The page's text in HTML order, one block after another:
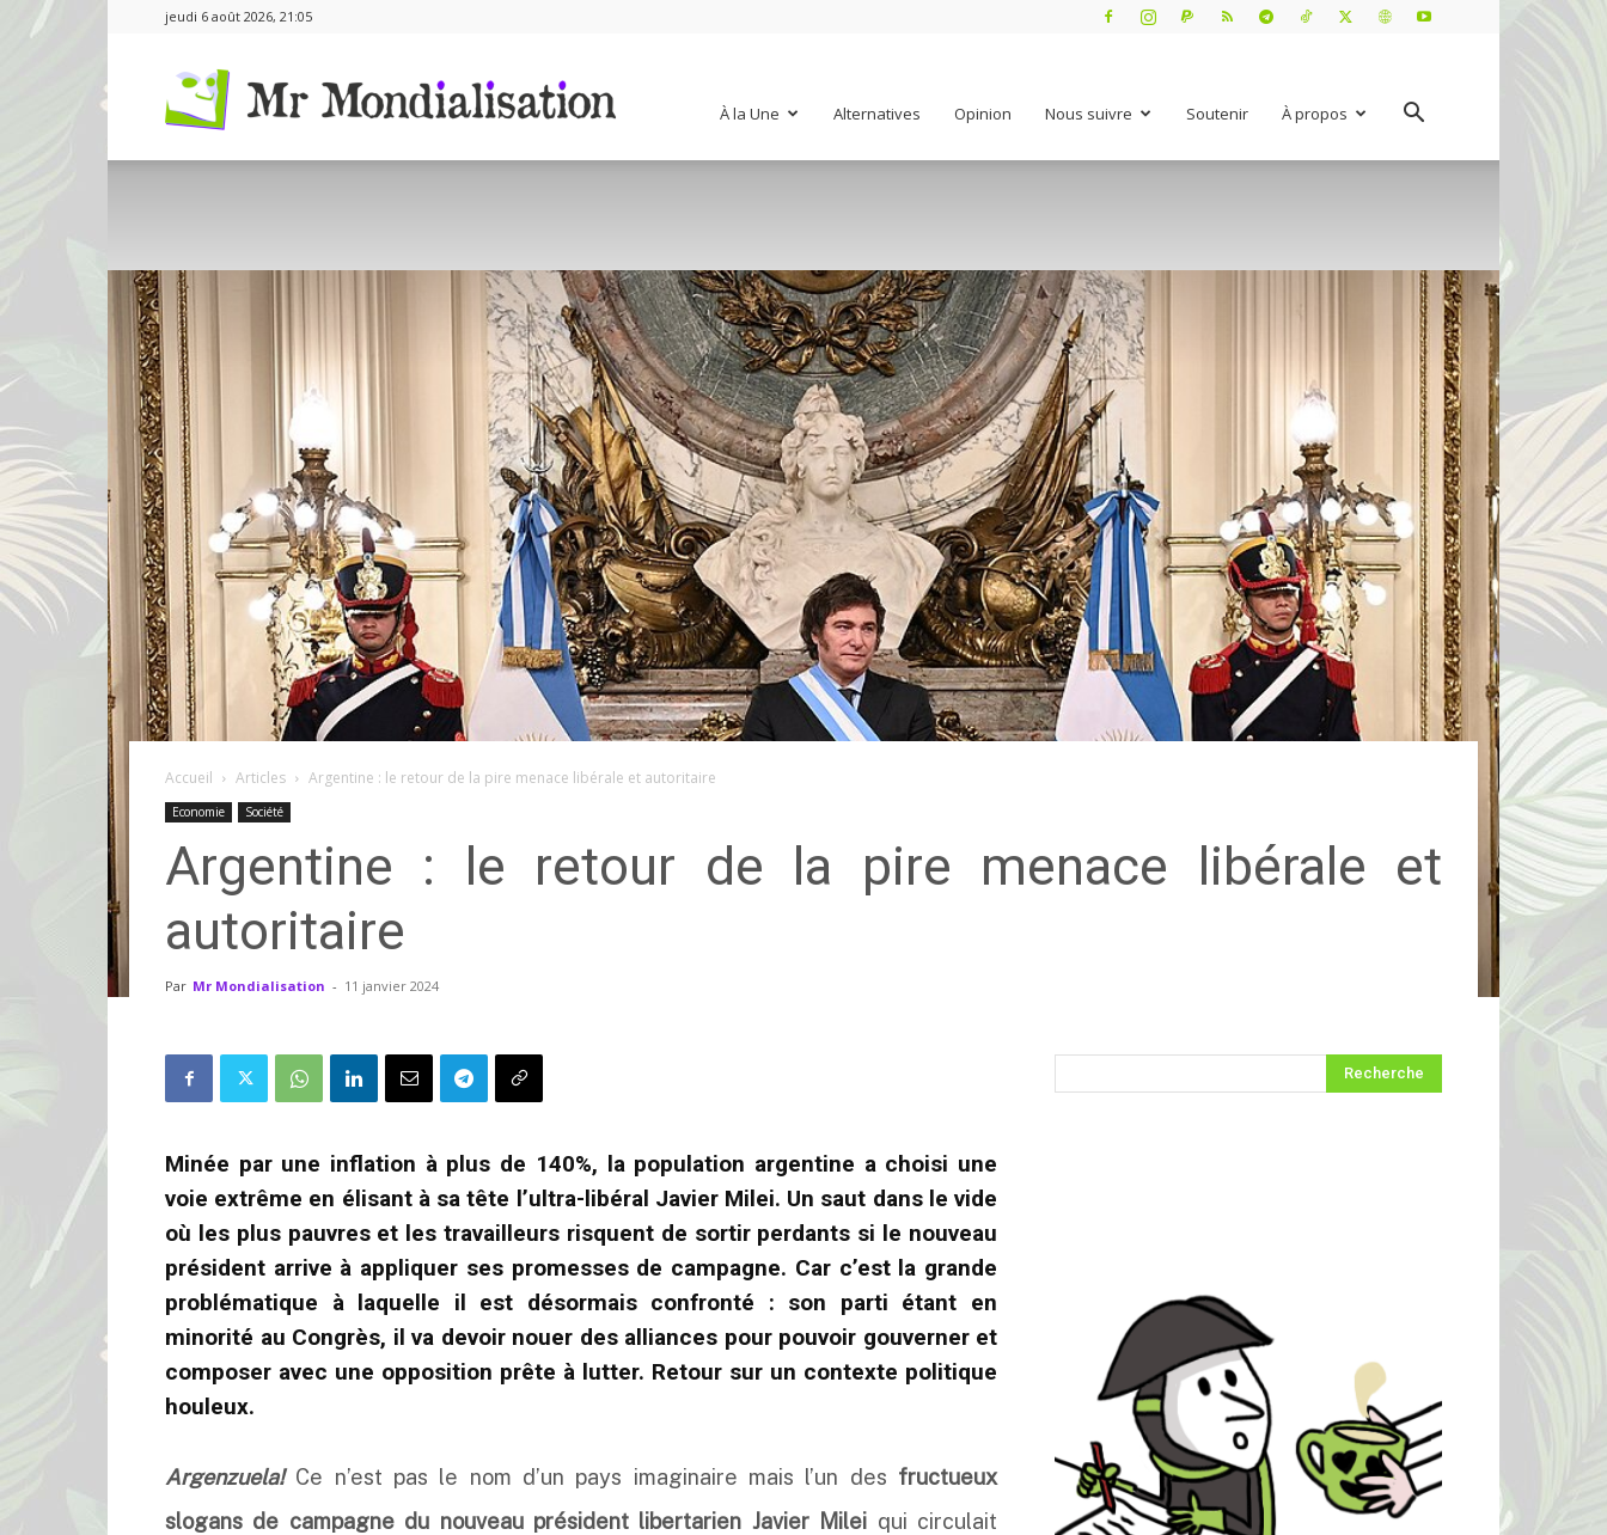
jeudi 6 août 2026, 21:05
À la Une Alternatives Opinion Nous suivre Soutenir À propos
Accueil Articles Argentine : le retour de la pire menace libérale et autoritaire
Economie Société
Argentine : le retour de la pire menace libérale et
autoritaire
Par Mr Mondialisation - 11 janvier 2024
Minée par une inflation à plus de 140%, la population argentine a choisi une
voie extrême en élisant à sa tête l’ultra-libéral Javier Milei. Un saut dans le vide
où les plus pauvres et les travailleurs risquent de sortir perdants si le nouveau
président arrive à appliquer ses promesses de campagne. Car c’est la grande
problématique à laquelle il est désormais confronté : son parti étant en
minorité au Congrès, il va devoir nouer des alliances pour pouvoir gouverner et
composer avec une opposition prête à lutter. Retour sur un contexte politique
houleux.
Argenzuela! Ce n’est pas le nom d’un pays imaginaire mais l’un des fructueux
slogans de campagne du nouveau président libertarien Javier Milei qui circulait